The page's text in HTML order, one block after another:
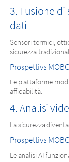
3. Fusione di
dati
Sensori termici,
sicurezza
Prospettiva
Le piattaforme
affidabilità.
4. Analisi
La sicurezza
Prospettiva
Le analisi AI